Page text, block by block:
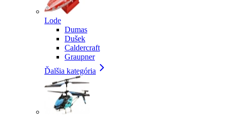
Lode
Dumas
Dušek
Caldercraft
Graupner
Ďalšia kategória